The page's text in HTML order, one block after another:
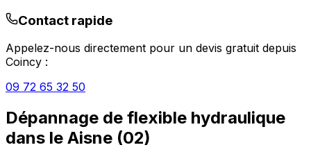
Contact rapide
Appelez-nous directement pour un devis gratuit depuis
Coincy :
09 72 65 32 50
Dépannage de flexible hydraulique
dans le Aisne (02)